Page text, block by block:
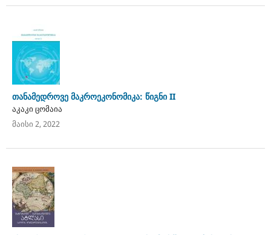
თანამედროვე მაკროეკონომიკა: წიგნი II
აკაკი ცომაია
მაისი 2, 2022